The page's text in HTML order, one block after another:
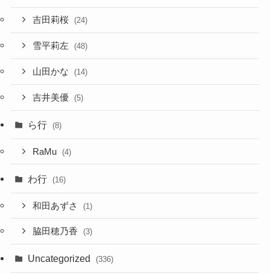
吉田莉桜 (24)
雪平莉左 (48)
山田かな (14)
吉井美優 (5)
ら行 (8)
RaMu (4)
わ行 (16)
和田あずさ (1)
脇田穂乃香 (3)
Uncategorized (336)